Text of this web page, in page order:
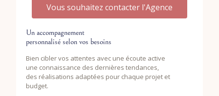
Vous souhaitez contacter l'Agence
Un accompagnement
personnalisé selon vos besoins
Bien cibler vos attentes avec une écoute active
une connaissance des dernières tendances,
des réalisations adaptées pour chaque projet et
budget.